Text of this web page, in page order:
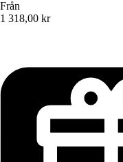
Från
1 318,00 kr